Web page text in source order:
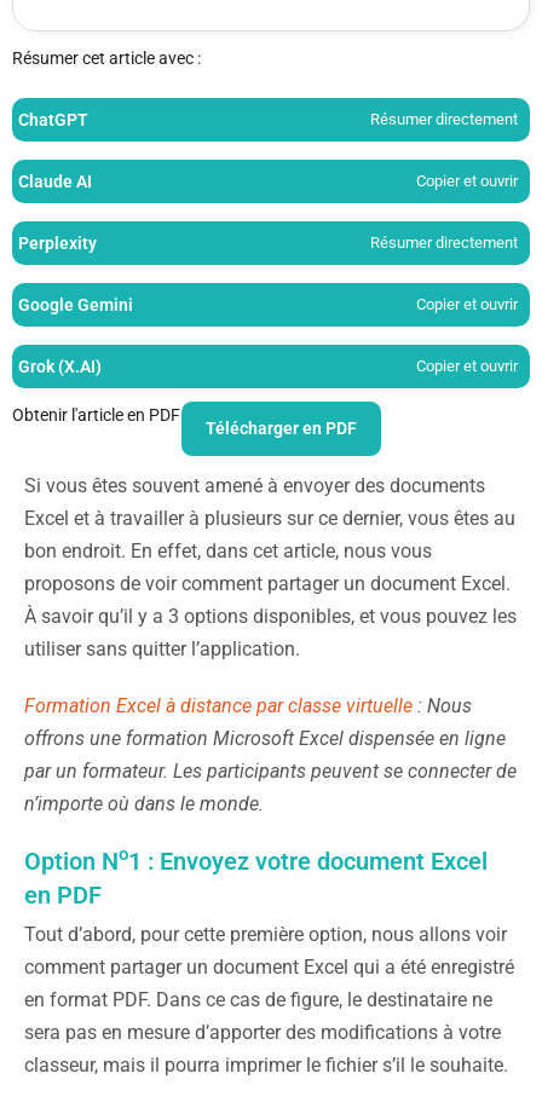
Résumer cet article avec :
ChatGPT Résumer directement
Claude AI Copier et ouvrir
Perplexity Résumer directement
Google Gemini Copier et ouvrir
Grok (X.AI) Copier et ouvrir
Obtenir l'article en PDF
Télécharger en PDF
Si vous êtes souvent amené à envoyer des documents
Excel et à travailler à plusieurs sur ce dernier, vous êtes au
bon endroit. En effet, dans cet article, nous vous
proposons de voir comment partager un document Excel.
À savoir qu’il y a 3 options disponibles, et vous pouvez les
utiliser sans quitter l’application.
Formation Excel à distance par classe virtuelle : Nous
offrons une formation Microsoft Excel dispensée en ligne
par un formateur. Les participants peuvent se connecter de
n’importe où dans le monde.
Option No1 : Envoyez votre document Excel
en PDF
Tout d’abord, pour cette première option, nous allons voir
comment partager un document Excel qui a été enregistré
en format PDF. Dans ce cas de figure, le destinataire ne
sera pas en mesure d’apporter des modifications à votre
classeur, mais il pourra imprimer le fichier s’il le souhaite.